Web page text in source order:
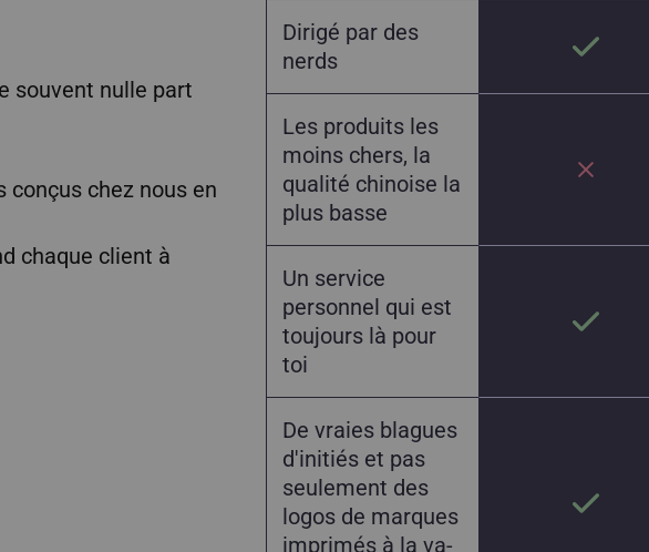
souvent nulle part
conçus chez nous en
chaque client à
Dirigé par des
nerds
Les produits les
moins chers, la
qualité chinoise la
plus basse
Un service
personnel qui est
toujours là pour
toi
De vraies blagues
d'initiés et pas
seulement des
logos de marques
imprimés à la va-